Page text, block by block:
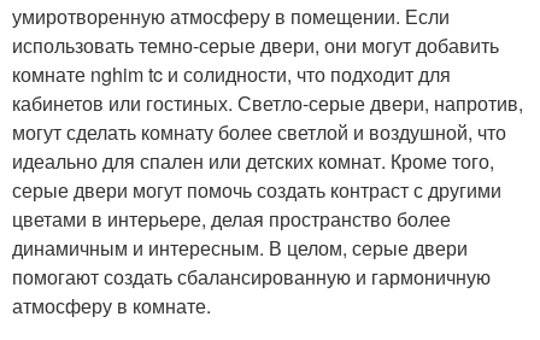
умиротворенную атмосферу в помещении. Если
использовать темно-серые двери, они могут добавить
комнате nghim tc и солидности, что подходит для
кабинетов или гостиных. Светло-серые двери, напротив,
могут сделать комнату более светлой и воздушной, что
идеально для спален или детских комнат. Кроме того,
серые двери могут помочь создать контраст с другими
цветами в интерьере, делая пространство более
динамичным и интересным. В целом, серые двери
помогают создать сбалансированную и гармоничную
атмосферу в комнате.